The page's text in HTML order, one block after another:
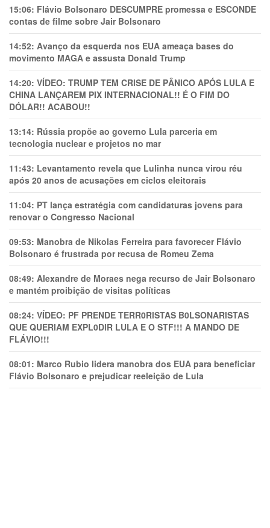
15:06: Flávio Bolsonaro DESCUMPRE promessa e ESCONDE
contas de filme sobre Jair Bolsonaro
14:52: Avanço da esquerda nos EUA ameaça bases do
movimento MAGA e assusta Donald Trump
14:20: VÍDEO: TRUMP TEM CRlSE DE PÂNlCO APÓS LULA E
CHINA LANÇAREM PIX INTERNACIONAL!! É O FIM DO
DÓLAR!! ACABOU!!
13:14: Rússia propõe ao governo Lula parceria em
tecnologia nuclear e projetos no mar
11:43: Levantamento revela que Lulinha nunca virou réu
após 20 anos de acusações em ciclos eleitorais
11:04: PT lança estratégia com candidaturas jovens para
renovar o Congresso Nacional
09:53: Manobra de Nikolas Ferreira para favorecer Flávio
Bolsonaro é frustrada por recusa de Romeu Zema
08:49: Alexandre de Moraes nega recurso de Jair Bolsonaro
e mantém proibição de visitas políticas
08:24: VÍDEO: PF PRENDE TERR0RlSTAS B0LSONARlSTAS
QUE QUERIAM EXPL0DlR LULA E O STF!!! A MANDO DE
FLÁVIO!!!
08:01: Marco Rubio lidera manobra dos EUA para beneficiar
Flávio Bolsonaro e prejudicar reeleição de Lula